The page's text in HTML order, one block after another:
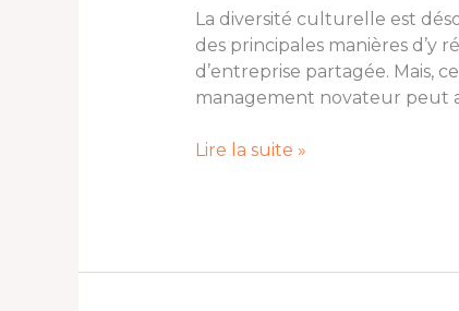
La diversité culturelle est
des principales manières d’y
d’entreprise partagée. Mais,
management novateur peut
de
management
naturellement
interculturel
Lire la suite »